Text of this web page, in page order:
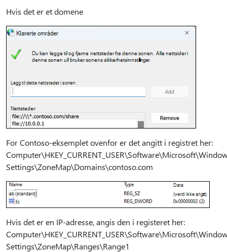
Hvis det er et domene
For Contoso-eksemplet ovenfor er det angitt i registret her:
Settings\ZoneMap\Domains\contoso.com
Hvis det er en IP-adresse, angis den i registeret her:
Settings\ZoneMap\Ranges\Range1